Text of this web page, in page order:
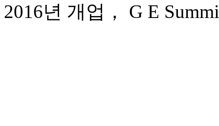
2016년 개업， G E